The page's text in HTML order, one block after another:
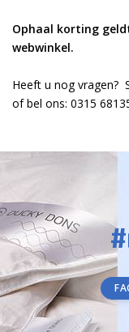
Ophaal korting
webwinkel.
Heeft u nog vragen?
of bel ons: 0315